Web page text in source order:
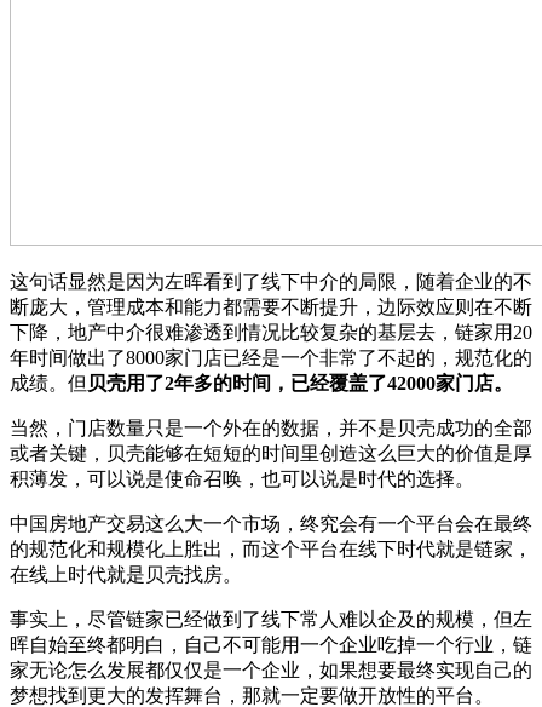
这句话显然是因为左晖看到了线下中介的局限，随着企业的不
断庞大，管理成本和能力都需要不断提升，边际效应则在不断
下降，地产中介很难渗透到情况比较复杂的基层去，链家用20
年时间做出了8000家门店已经是一个非常了不起的，规范化的
成绩。但 贝壳用了2年多的时间，已经覆盖了42000家门店。
当然，门店数量只是一个外在的数据，并不是贝壳成功的全部
或者关键，贝壳能够在短短的时间里创造这么巨大的价值是厚
积薄发，可以说是使命召唤，也可以说是时代的选择。
中国房地产交易这么大一个市场，终究会有一个平台会在最终
的规范化和规模化上胜出，而这个平台在线下时代就是链家，
在线上时代就是贝壳找房。
事实上，尽管链家已经做到了线下常人难以企及的规模，但左
晖自始至终都明白，自己不可能用一个企业吃掉一个行业，链
家无论怎么发展都仅仅是一个企业，如果想要最终实现自己的
梦想找到更大的发挥舞台，那就一定要做开放性的平台。